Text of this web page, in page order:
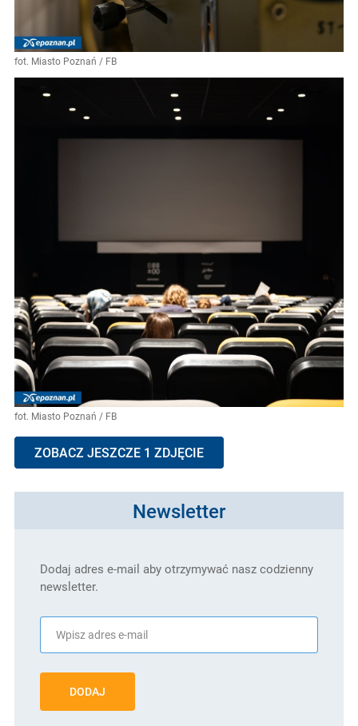
fot. Miasto Poznań / FB
fot. Miasto Poznań / FB
ZOBACZ JESZCZE 1 ZDJĘCIE
Newsletter
Dodaj adres e-mail aby otrzymywać nasz codzienny
newsletter.
DODAJ